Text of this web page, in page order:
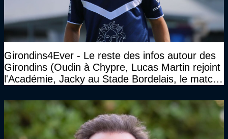
Girondins4Ever - Le reste des infos autour des
Girondins (Oudin à Chypre, Lucas Martin rejoint
l'Académie, Jacky au Stade Bordelais, le match